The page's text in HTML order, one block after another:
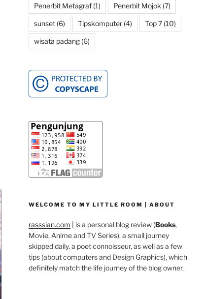
Penerbit Metagraf(1) Penerbit Mojok (7)
sunset(6) Tipskomputer(4) Top 7(10)
wisata padang(6)
WELCOME TO MY LITTLE ROOM | ABOUT
rasssian.com | is a personal blog review (Books,
Movie, Anime and TV Series), a small journey
skipped daily, a poet connoisseur, as well as a few
tips (about computers and Design Graphics), which
definitely match the life journey of the blog owner.